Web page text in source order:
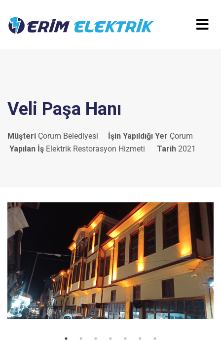
Veli Paşa Hanı
Müşteri Çorum Belediyesi İşin Yapıldığı Yer Çorum
Yapılan İş Elektrik Restorasyon Hizmeti Tarih 2021